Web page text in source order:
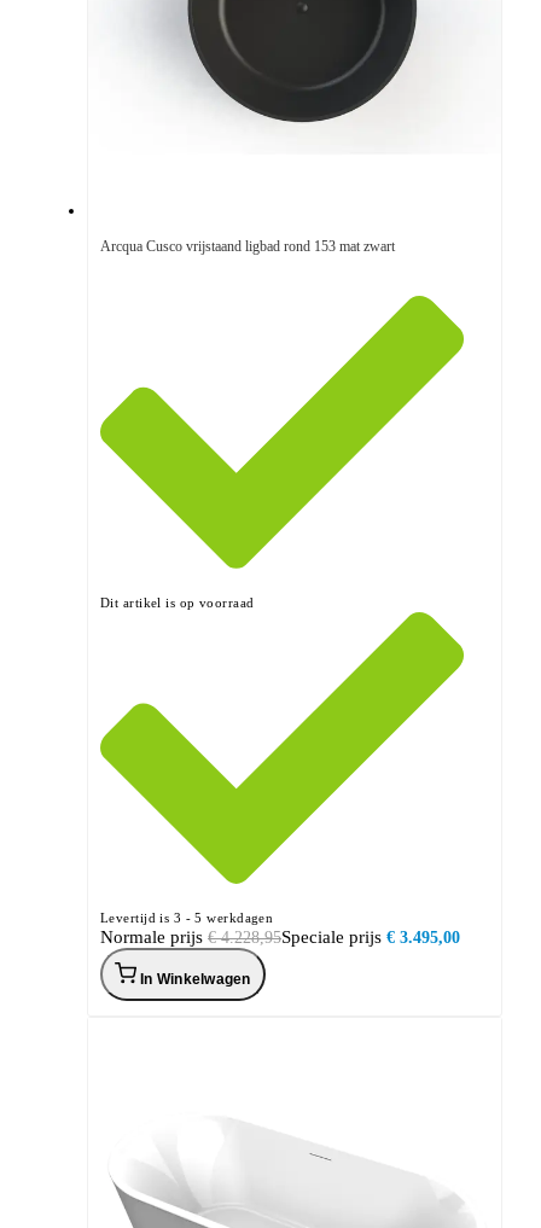
Arcqua Cusco vrijstaand ligbad rond 153 mat zwart
Dit artikel is op voorraad
Levertijd is 3 - 5 werkdagen
Speciale prijs € 3.495,00
Normale prijs € 4.228,95
In Winkelwagen